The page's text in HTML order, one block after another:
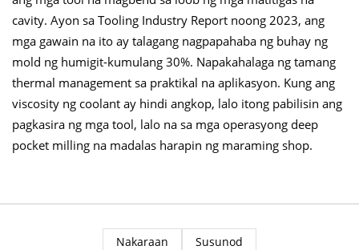
cavity. Ayon sa Tooling Industry Report noong 2023, ang
mga gawain na ito ay talagang nagpapahaba ng buhay ng
mold ng humigit-kumulang 30%. Napakahalaga ng tamang
thermal management sa praktikal na aplikasyon. Kung ang
viscosity ng coolant ay hindi angkop, lalo itong pabilisin ang
pagkasira ng mga tool, lalo na sa mga operasyong deep
pocket milling na madalas harapin ng maraming shop.
Nakaraan Susunod